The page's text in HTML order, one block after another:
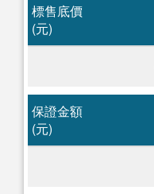
標售底價
(元)
保證金額
(元)